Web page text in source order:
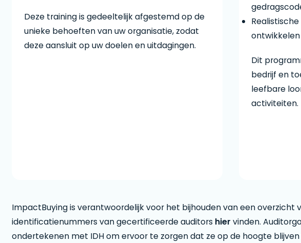
Deze training is gedeeltelijk afgestemd op de
unieke behoeften van uw organisatie, zodat
deze aansluit op uw doelen en uitdagingen.
Dit
bedrijf en
leefbare
activiteiten.
ImpactBuying is verantwoordelijk voor het bijhouden van een
identificatienummers van gecertificeerde auditors hier vinden.
ondertekenen met IDH om ervoor te zorgen dat ze op de hoogte